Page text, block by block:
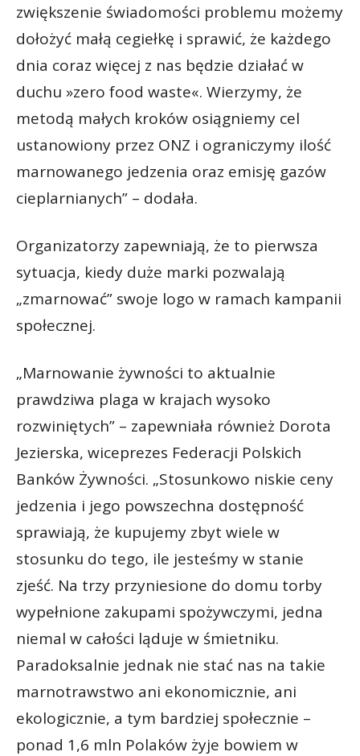
zwiększenie świadomości problemu możemy
dołożyć małą cegiełkę i sprawić, że każdego
dnia coraz więcej z nas będzie działać w
duchu »zero food waste«. Wierzymy, że
metodą małych kroków osiągniemy cel
ustanowiony przez ONZ i ograniczymy ilość
marnowanego jedzenia oraz emisję gazów
cieplarnianych” – dodała.
Organizatorzy zapewniają, że to pierwsza
sytuacja, kiedy duże marki pozwalają
„zmarnować” swoje logo w ramach kampanii
społecznej.
„Marnowanie żywności to aktualnie
prawdziwa plaga w krajach wysoko
rozwiniętych” – zapewniała również Dorota
Jezierska, wiceprezes Federacji Polskich
Banków Żywności. „Stosunkowo niskie ceny
jedzenia i jego powszechna dostępność
sprawiają, że kupujemy zbyt wiele w
stosunku do tego, ile jesteśmy w stanie
zjeść. Na trzy przyniesione do domu torby
wypełnione zakupami spożywczymi, jedna
niemal w całości ląduje w śmietniku.
Paradoksalnie jednak nie stać nas na takie
marnotrawstwo ani ekonomicznie, ani
ekologicznie, a tym bardziej społecznie –
ponad 1,6 mln Polaków żyje bowiem w